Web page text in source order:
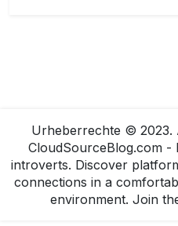
Urheberrechte © 2023.
CloudSourceBlog.com -
introverts. Discover
connections in a
environment. Join